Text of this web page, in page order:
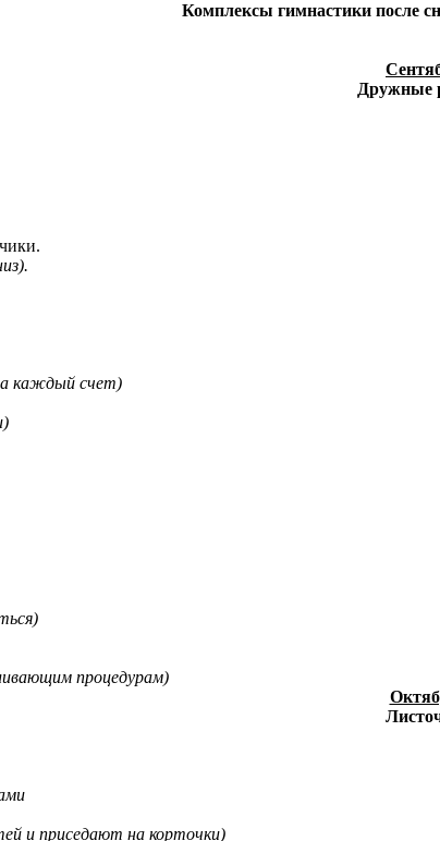
Комплексы гимнастики после
Дружные
каждый счет)
процедурам)
и приседают на корточки)